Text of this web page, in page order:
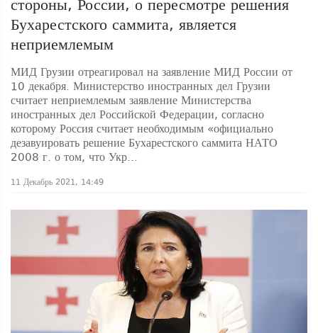
стороны, России, о пересмотре решения
Бухарестского саммита, является
неприемлемым
МИД Грузии отреагировал на заявление МИД России от
10 декабря. Министерство иностранных дел Грузии
считает неприемлемым заявление Министерства
иностранных дел Российской Федерации, согласно
которому Россия считает необходимым «официально
дезавуировать решение Бухарестского саммита НАТО
2008 г. о том, что Укр...
11 Декабрь 2021, 14:49